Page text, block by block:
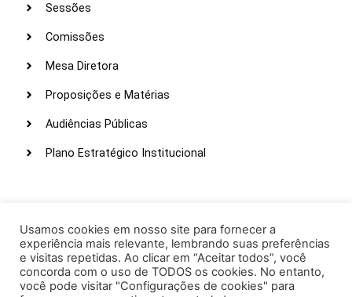
Sessões
Comissões
Mesa Diretora
Proposições e Matérias
Audiências Públicas
Plano Estratégico Institucional
Webmail
Intranet
Administração
Usamos cookies em nosso site para fornecer a
experiência mais relevante, lembrando suas preferências
e visitas repetidas. Ao clicar em “Aceitar todos”, você
concorda com o uso de TODOS os cookies. No entanto,
você pode visitar "Configurações de cookies" para